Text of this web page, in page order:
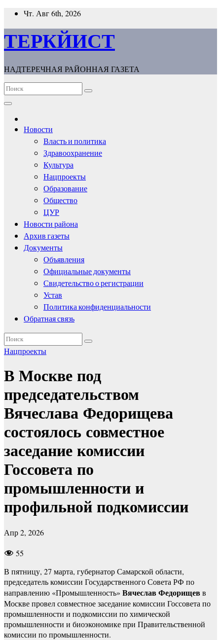
Перейти
содержимому
Чт. Авг 6th, 2026
ТЕРКЙИСТ
НАДТЕРЕЧНАЯ РАЙОННАЯ ГАЗЕТА
Новости
Власть и политика
Здравоохранение
Культура
Нацпроекты
Образование
Общество
ЦУР
Новости района
Архив газеты
Документы
Объявления
Официальные документы
Свидетельство о регистрации
Устав
Политика конфиденциальности
Обратная связь
Нацпроекты
В Москве под
председательством
Вячеслава Федорищева
состоялось совместное
заседание комиссии
Госсовета по
промышленности и
профильной подкомиссии
Апр 2, 2026
55
В пятницу, 27 марта, губернатор Самарской области,
председатель комиссии Государственного Совета РФ по
направлению «Промышленность» Вячеслав Федорищев в
Москве провел совместное заседание комиссии Госсовета по
промышленности и подкомиссии по химической
промышленности и биоэкономике при Правительственной
комиссии по промышленности.